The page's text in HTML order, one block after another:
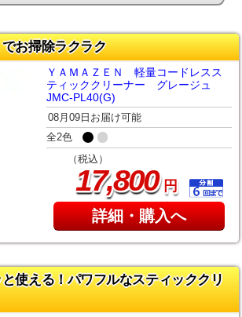
お掃除ラクラク
ＹＡＭＡＺＥＮ 軽量コードレスス
ティッククリーナー グレージュ
JMC-PL40(G)
08月09日お届け可能
全2色
（税込）
17,800円
詳細・購入へ
使える！パワフルなスティッククリ